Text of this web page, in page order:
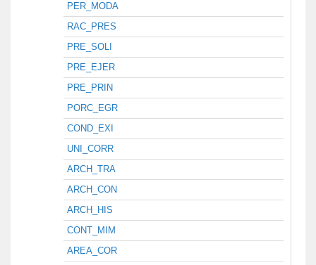
PER_MODA
RAC_PRES
PRE_SOLI
PRE_EJER
PRE_PRIN
PORC_EGR
COND_EXI
UNI_CORR
ARCH_TRA
ARCH_CON
ARCH_HIS
CONT_MIM
AREA_COR